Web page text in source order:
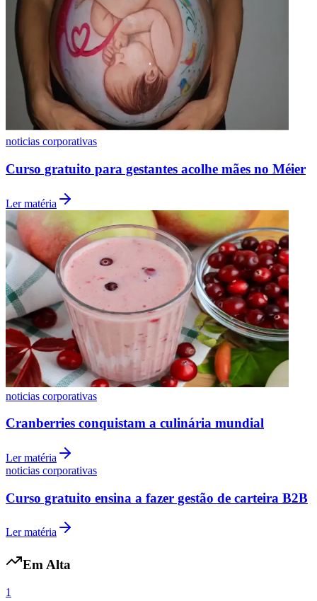
Atlético-MG
noticias corporativas
Curso gratuito para gestantes acolhe mães no Méier
Ler matéria
noticias corporativas
Cranberries conquistam a culinária mundial
Ler matéria
noticias corporativas
Curso gratuito ensina a fazer gestão de carteira B2B
Ler matéria
Em Alta
1